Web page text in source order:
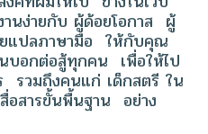
นง่ายกับ ผู้ด้อยโอกาส ผู้
แปลภาษามือ ให้กับคุณ
บอกต่อสู้ทุกคน เพื่อให้ไป
รวมถึงคนแก่ เด็กสตรี ใน
อสารขั้นพื้นฐาน อย่าง